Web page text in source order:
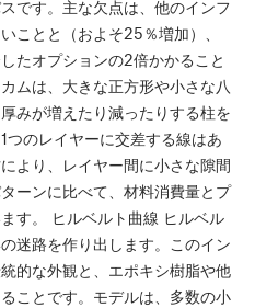
です。主な欠点は、他のインフ
ことと（およそ25％増加）、
たオプションの2倍かかること
ムは、大きな正方形や小さな八
みが増えたり減ったりする柱を
のレイヤーに交差する線はあ
より、レイヤー間に小さな隙間
ーンに比べて、材料消費量とプ
す。 ヒルベルト曲線 ヒルベル
迷路を作り出します。このイン
的な外観と、エポキシ樹脂や他
ことです。モデルは、多数の小